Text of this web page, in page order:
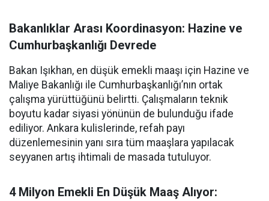
Bakanlıklar Arası Koordinasyon: Hazine ve
Cumhurbaşkanlığı Devrede
Bakan Işıkhan, en düşük emekli maaşı için Hazine ve
Maliye Bakanlığı ile Cumhurbaşkanlığı’nın ortak
çalışma yürüttüğünü belirtti. Çalışmaların teknik
boyutu kadar siyasi yönünün de bulunduğu ifade
ediliyor. Ankara kulislerinde, refah payı
düzenlemesinin yanı sıra tüm maaşlara yapılacak
seyyanen artış ihtimali de masada tutuluyor.
4 Milyon Emekli En Düşük Maaş Alıyor: